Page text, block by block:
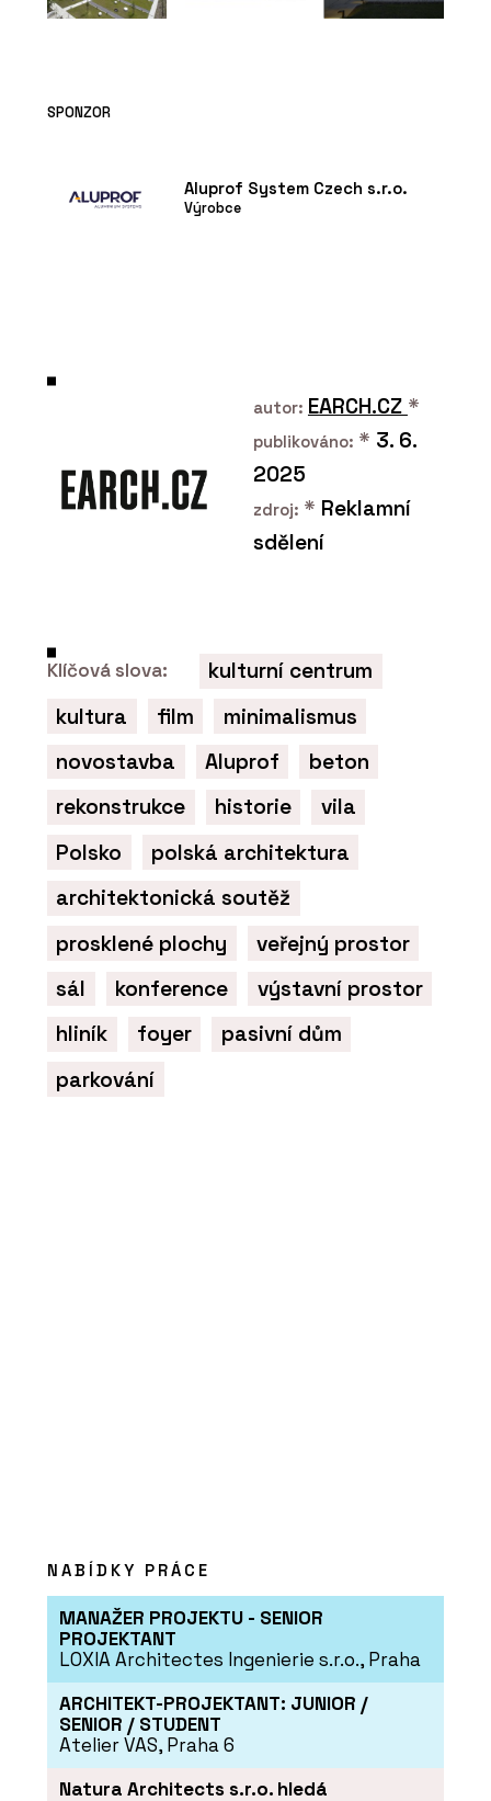
SPONZOR
Aluprof System Czech s.r.o.
Výrobce
autor: EARCH.CZ *
publikováno: * 3. 6.
2025
zdroj: * Reklamní
sdělení
Klíčová slova:
kulturní centrum
kultura
film
minimalismus
novostavba
Aluprof
beton
rekonstrukce
historie
vila
Polsko
polská architektura
architektonická soutěž
prosklené plochy
veřejný prostor
sál
konference
výstavní prostor
hliník
foyer
pasivní dům
parkování
NABÍDKY PRÁCE
MANAŽER PROJEKTU - SENIOR
PROJEKTANT
LOXIA Architectes Ingenierie s.r.o., Praha
ARCHITEKT-PROJEKTANT: JUNIOR /
SENIOR / STUDENT
Atelier VAS, Praha 6
Natura Architects s.r.o. hledá